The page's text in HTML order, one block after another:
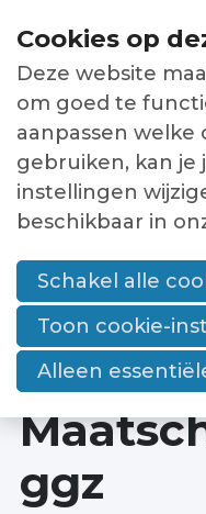
links
over
Jump
to
navigation
Jump
main
content
HOME
DETAILPAGINA
Kickoff
Digitale
ggz
Cookies op
Deze website
om goed te
aanpassen welke
gebruiken, kan je
instellingen
beschikbaar in
Schakel alle
Toon cookie-
Alleen